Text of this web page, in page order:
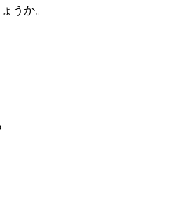
うか。